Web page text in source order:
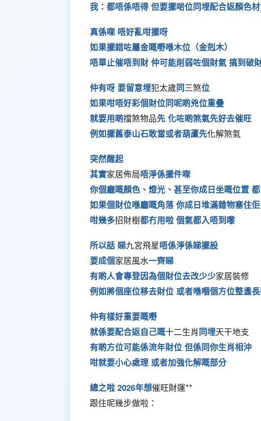
我：都唔係唔得 但要擺啱位同埋配合返顏色
真係㗎 唔好亂咁擺呀
如果擺錯咗屬金嘅嘢喺木位（金剋木）
唔單止催唔到財 仲可能削弱咗個財氣 搞到破
仲有呀 要留意埋犯太歲同三煞位
如果咁唔好彩個財位同呢啲兇位重疊
就要用啲擋煞物品先 化咗啲煞氣先好去催旺
例如擺舊泰山石敢當或者葫蘆先化解煞氣
突然醒起
其實家居佈局唔淨係擺件㗎
你個廳嘅顏色、燈光、甚至你成日坐嘅位置
如果個財位喺廳嘅角落 你成日堆滿雜物塞住佢
咁幾多招財樹都冇用啦 個氣都入唔到嚟
所以話 睇九宮飛星唔係淨係睇擺設
要成個家居風水一齊睇
有啲人會專登因為個財位去改少少家居裝修
例如將個座位移去財位 或者喺嗰個方位整盞
仲有樣好重要嘅嘢
就係要配合返自己嘅十二生肖同埋天干地支
有啲方位可能係流年財位 但係同你生肖相沖
咁就要小心處理 或者加強化解嘅部分
總之啦 2026年想催旺財運**
跟住呢幾步做啦：